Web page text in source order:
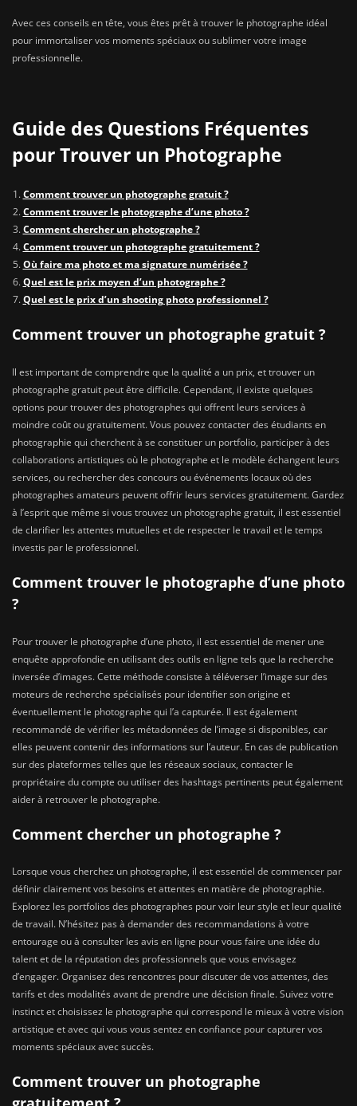
Avec ces conseils en tête, vous êtes prêt à trouver le photographe idéal
pour immortaliser vos moments spéciaux ou sublimer votre image
professionnelle.
Guide des Questions Fréquentes
pour Trouver un Photographe
Comment trouver un photographe gratuit ?
Comment trouver le photographe d’une photo ?
Comment chercher un photographe ?
Comment trouver un photographe gratuitement ?
Où faire ma photo et ma signature numérisée ?
Quel est le prix moyen d’un photographe ?
Quel est le prix d’un shooting photo professionnel ?
Comment trouver un photographe gratuit ?
Il est important de comprendre que la qualité a un prix, et trouver un
photographe gratuit peut être difficile. Cependant, il existe quelques
options pour trouver des photographes qui offrent leurs services à
moindre coût ou gratuitement. Vous pouvez contacter des étudiants en
photographie qui cherchent à se constituer un portfolio, participer à des
collaborations artistiques où le photographe et le modèle échangent leurs
services, ou rechercher des concours ou événements locaux où des
photographes amateurs peuvent offrir leurs services gratuitement. Gardez
à l’esprit que même si vous trouvez un photographe gratuit, il est essentiel
de clarifier les attentes mutuelles et de respecter le travail et le temps
investis par le professionnel.
Comment trouver le photographe d’une photo
?
Pour trouver le photographe d’une photo, il est essentiel de mener une
enquête approfondie en utilisant des outils en ligne tels que la recherche
inversée d’images. Cette méthode consiste à téléverser l’image sur des
moteurs de recherche spécialisés pour identifier son origine et
éventuellement le photographe qui l’a capturée. Il est également
recommandé de vérifier les métadonnées de l’image si disponibles, car
elles peuvent contenir des informations sur l’auteur. En cas de publication
sur des plateformes telles que les réseaux sociaux, contacter le
propriétaire du compte ou utiliser des hashtags pertinents peut également
aider à retrouver le photographe.
Comment chercher un photographe ?
Lorsque vous cherchez un photographe, il est essentiel de commencer par
définir clairement vos besoins et attentes en matière de photographie.
Explorez les portfolios des photographes pour voir leur style et leur qualité
de travail. N’hésitez pas à demander des recommandations à votre
entourage ou à consulter les avis en ligne pour vous faire une idée du
talent et de la réputation des professionnels que vous envisagez
d’engager. Organisez des rencontres pour discuter de vos attentes, des
tarifs et des modalités avant de prendre une décision finale. Suivez votre
instinct et choisissez le photographe qui correspond le mieux à votre vision
artistique et avec qui vous vous sentez en confiance pour capturer vos
moments spéciaux avec succès.
Comment trouver un photographe